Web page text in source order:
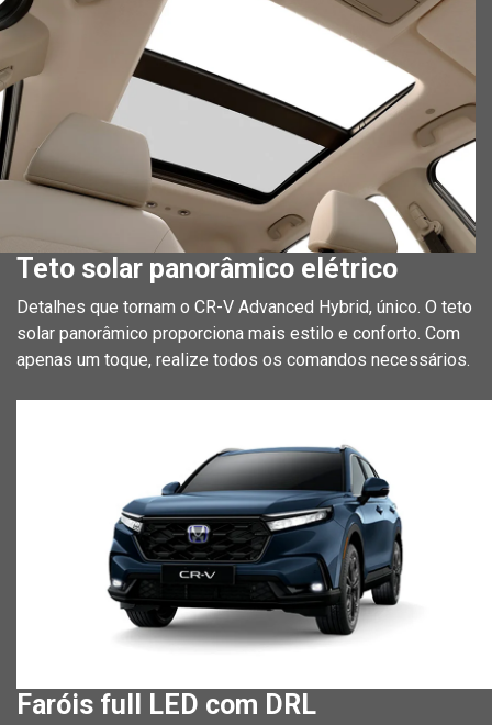
Teto solar panorâmico elétrico
Detalhes que tornam o CR-V Advanced Hybrid, único. O teto
solar panorâmico proporciona mais estilo e conforto. Com
apenas um toque, realize todos os comandos necessários.
Faróis full LED com DRL